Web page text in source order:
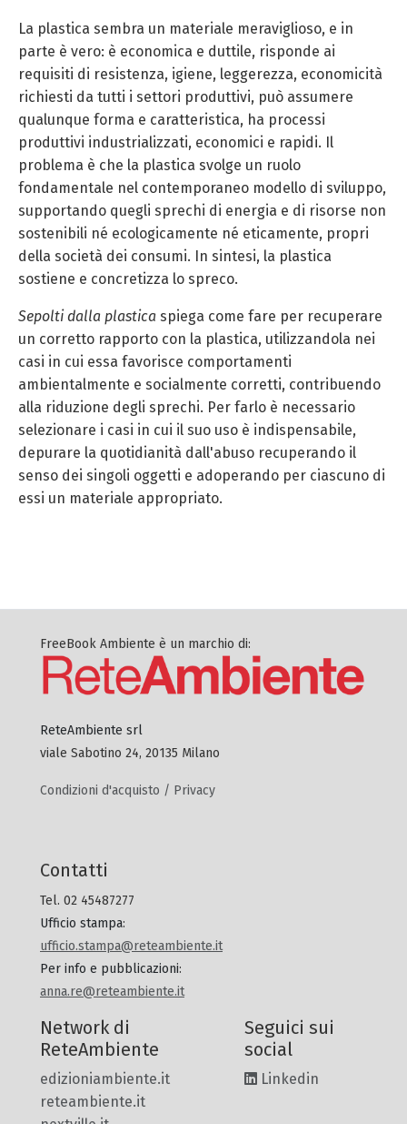
La plastica sembra un materiale meraviglioso, e in
parte è vero: è economica e duttile, risponde ai
requisiti di resistenza, igiene, leggerezza, economicità
richiesti da tutti i settori produttivi, può assumere
qualunque forma e caratteristica, ha processi
produttivi industrializzati, economici e rapidi. Il
problema è che la plastica svolge un ruolo
fondamentale nel contemporaneo modello di sviluppo,
supportando quegli sprechi di energia e di risorse non
sostenibili né ecologicamente né eticamente, propri
della società dei consumi. In sintesi, la plastica
sostiene e concretizza lo spreco.
Sepolti dalla plastica spiega come fare per recuperare
un corretto rapporto con la plastica, utilizzandola nei
casi in cui essa favorisce comportamenti
ambientalmente e socialmente corretti, contribuendo
alla riduzione degli sprechi. Per farlo è necessario
selezionare i casi in cui il suo uso è indispensabile,
depurare la quotidianità dall'abuso recuperando il
senso dei singoli oggetti e adoperando per ciascuno di
essi un materiale appropriato.
FreeBook Ambiente è un marchio di:
ReteAmbiente srl
viale Sabotino 24, 20135 Milano
Condizioni d'acquisto / Privacy
Contatti
Tel. 02 45487277
Ufficio stampa:
ufficio.stampa@reteambiente.it
Per info e pubblicazioni:
anna.re@reteambiente.it
Network di
ReteAmbiente
edizioniambiente.it
reteambiente.it
Seguici sui
social
Linkedin